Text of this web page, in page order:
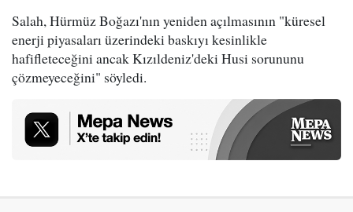
Salah, Hürmüz Boğazı'nın yeniden açılmasının "küresel
enerji piyasaları üzerindeki baskıyı kesinlikle
hafifleteceğini ancak Kızıldeniz'deki Husi sorununu
çözmeyeceğini" söyledi.